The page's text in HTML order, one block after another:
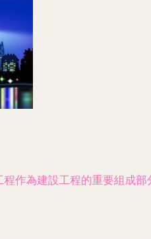
作為建設工程的重要組成